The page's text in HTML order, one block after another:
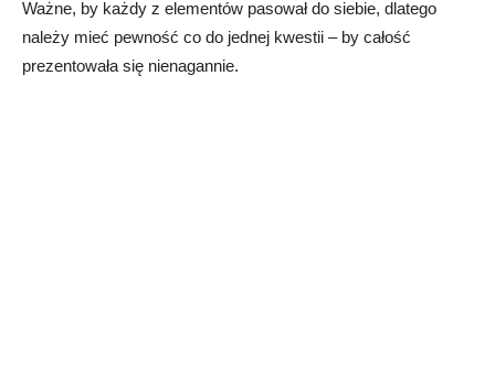
Ważne, by każdy z elementów pasował do siebie, dlatego
należy mieć pewność co do jednej kwestii – by całość
prezentowała się nienagannie.